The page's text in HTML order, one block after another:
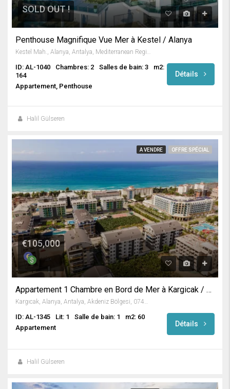
SOLD OUT !
Penthouse Magnifique Vue Mer à Kestel / Alanya
ID: AL-1040 Chambres: 2 Salles de bain: 3
m2:
164
Appartement, Penthouse
Détails
Halil Gülseren
A VENDRE OFFRE SPÉCIAL
€105,000
Appartement 1 Chambre en Bord de Mer à Kargicak / Alanya
Kargıcak, Alanya, Antalya, Akdeniz Bölgesi, 07435, Türkiye
ID: AL-1345 Lit: 1 Salle de bain: 1
m2: 60
Appartement
Détails
Halil Gülseren